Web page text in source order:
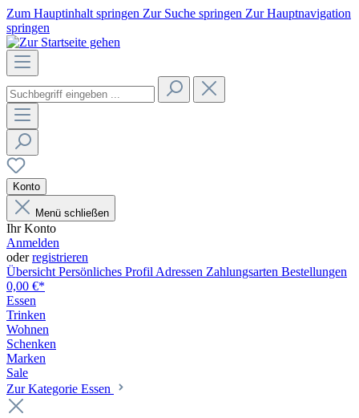
Zum Hauptinhalt springen Zur Suche springen Zur Hauptnavigation
springen
Konto
Menü schließen
Ihr Konto
Anmelden
oderregistrieren
Übersicht Persönliches Profil Adressen Zahlungsarten Bestellungen
0,00 €*
Essen
Trinken
Wohnen
Schenken
Marken
Sale
Zur Kategorie Essen